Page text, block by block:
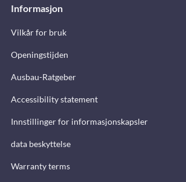
Informasjon
Vilkår for bruk
Openingstijden
Ausbau-Ratgeber
Accessibility statement
Innstillinger for informasjonskapsler
data beskyttelse
Warranty terms